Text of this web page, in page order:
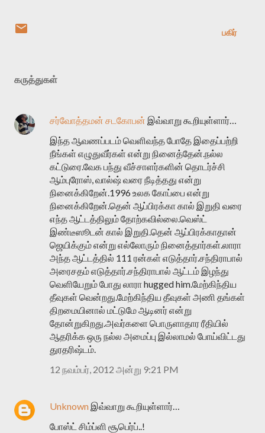
பகிர்
கருத்துகள்
சர்வோத்தமன் சடகோபன் இவ்வாறு கூறியுள்ளார்…
இந்த ஆவணப்படம் வெளிவந்த போதே இதைப்பற்றி
நீங்கள் எழுதுவீர்கள் என்று நினைத்தேன்.நல்ல
கட்டுரை.வேக பந்து வீச்சாளர்களின் தொடர்ச்சி
ஆம்புரோஸ், வால்ஷ் வரை நீடித்தது என்று
நினைக்கிறேன்.1996 உலக கோப்பை என்று
நினைக்கிறேன்.தென் ஆப்பிரக்கா கால் இறுதி வரை
எந்த ஆட்டத்திலும் தோற்கவில்லை.வெஸ்ட்
இண்டீஸூடன் கால் இறுதி.தென் ஆப்பிரக்காதான்
ஜெயிக்கும் என்று எல்லோரும் நினைத்தார்கள்.லாரா
அந்த ஆட்டத்தில் 111 ரன்கள் எடுத்தார்.சந்திராபால்
அரைசதம் எடுத்தார்.சந்திராபால் ஆட்டம் இழந்து
வெளியேறும் போது லாரா hugged him.மேற்கிந்திய
தீவுகள் வென்றது.மேற்கிந்திய தீவுகள் அணி தங்கள்
திறமையினால் மட்டுமே ஆடினர் என்று
தோன்றுகிறது.அவர்களை பொருளாதார ரீதியில்
ஆதரிக்க ஒரு நல்ல அமைப்பு இல்லாமல் போய்விட்டது
துரதரிஷ்டம்.
12 நவம்பர், 2012 அன்று 9:21 PM
Unknown இவ்வாறு கூறியுள்ளார்…
போஸ்ட் சிம்ப்ளி சூபெர்ப்..!